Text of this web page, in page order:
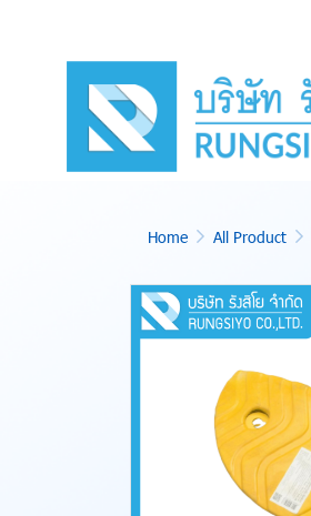
Home All Product